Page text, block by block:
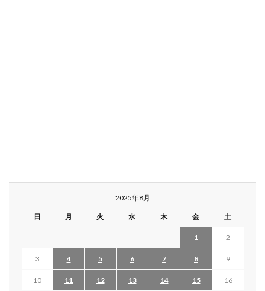
2025年8月
日 月 火 水 木 金 土
1 2
3 4 5 6 7 8 9
10 11 12 13 14 15 16